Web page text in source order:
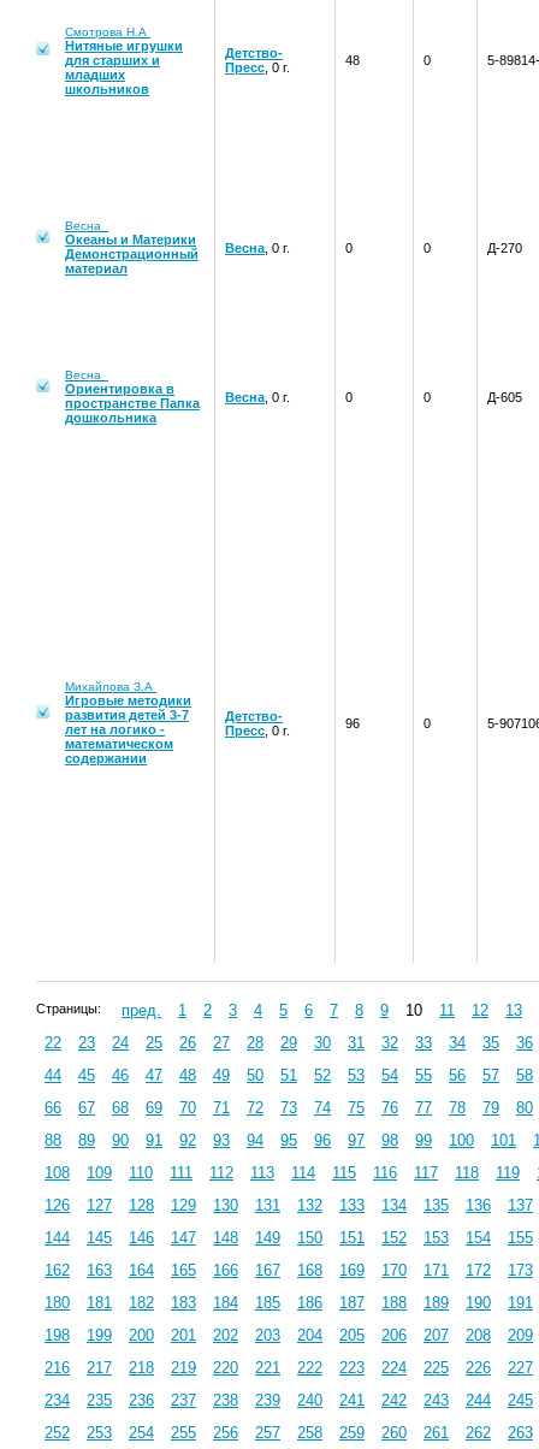
Смотрова Н.А
Нитяные игрушки
для старших и
младших
школьников
Детство-
Пресс , 0 г. 48 0 5-
Весна
Океаны и Материки
Демонстрационный
материал
Весна , 0 г. 0 0 Д-270
Весна
Ориентировка в
пространстве Папка
дошкольника
Весна , 0 г. 0 0 Д-605
Михайлова З.А
Игровые методики
развития детей 3-7
лет на логико -
математическом
содержании
Детство-
Пресс , 0 г. 96 0 5-
Страницы: пред. 1 2 3 4 5 6 7 8 9 10 11 12
13
22
23 24 25 26 27 28 29 30 31 32 33 34 35
36
44
45 46 47 48 49 50 51 52 53 54 55 56 57
58
66
67 68 69 70 71 72 73 74 75 76 77 78 79
80
88
89 90 91 92 93 94 95 96 97 98 99 100 101
108
109 110 111 112 113 114 115 116 117 118 119
126
127 128 129 130 131 132 133 134 135 136
137
144
145 146 147 148 149 150 151 152 153 154
155
162
163 164 165 166 167 168 169 170 171 172
173
180
181 182 183 184 185 186 187 188 189 190
191
198
199 200 201 202 203 204 205 206 207 208
209
216
217 218 219 220 221 222 223 224 225 226
227
234
235 236 237 238 239 240 241 242 243 244
245
252
253 254 255 256 257 258 259 260 261 262 263